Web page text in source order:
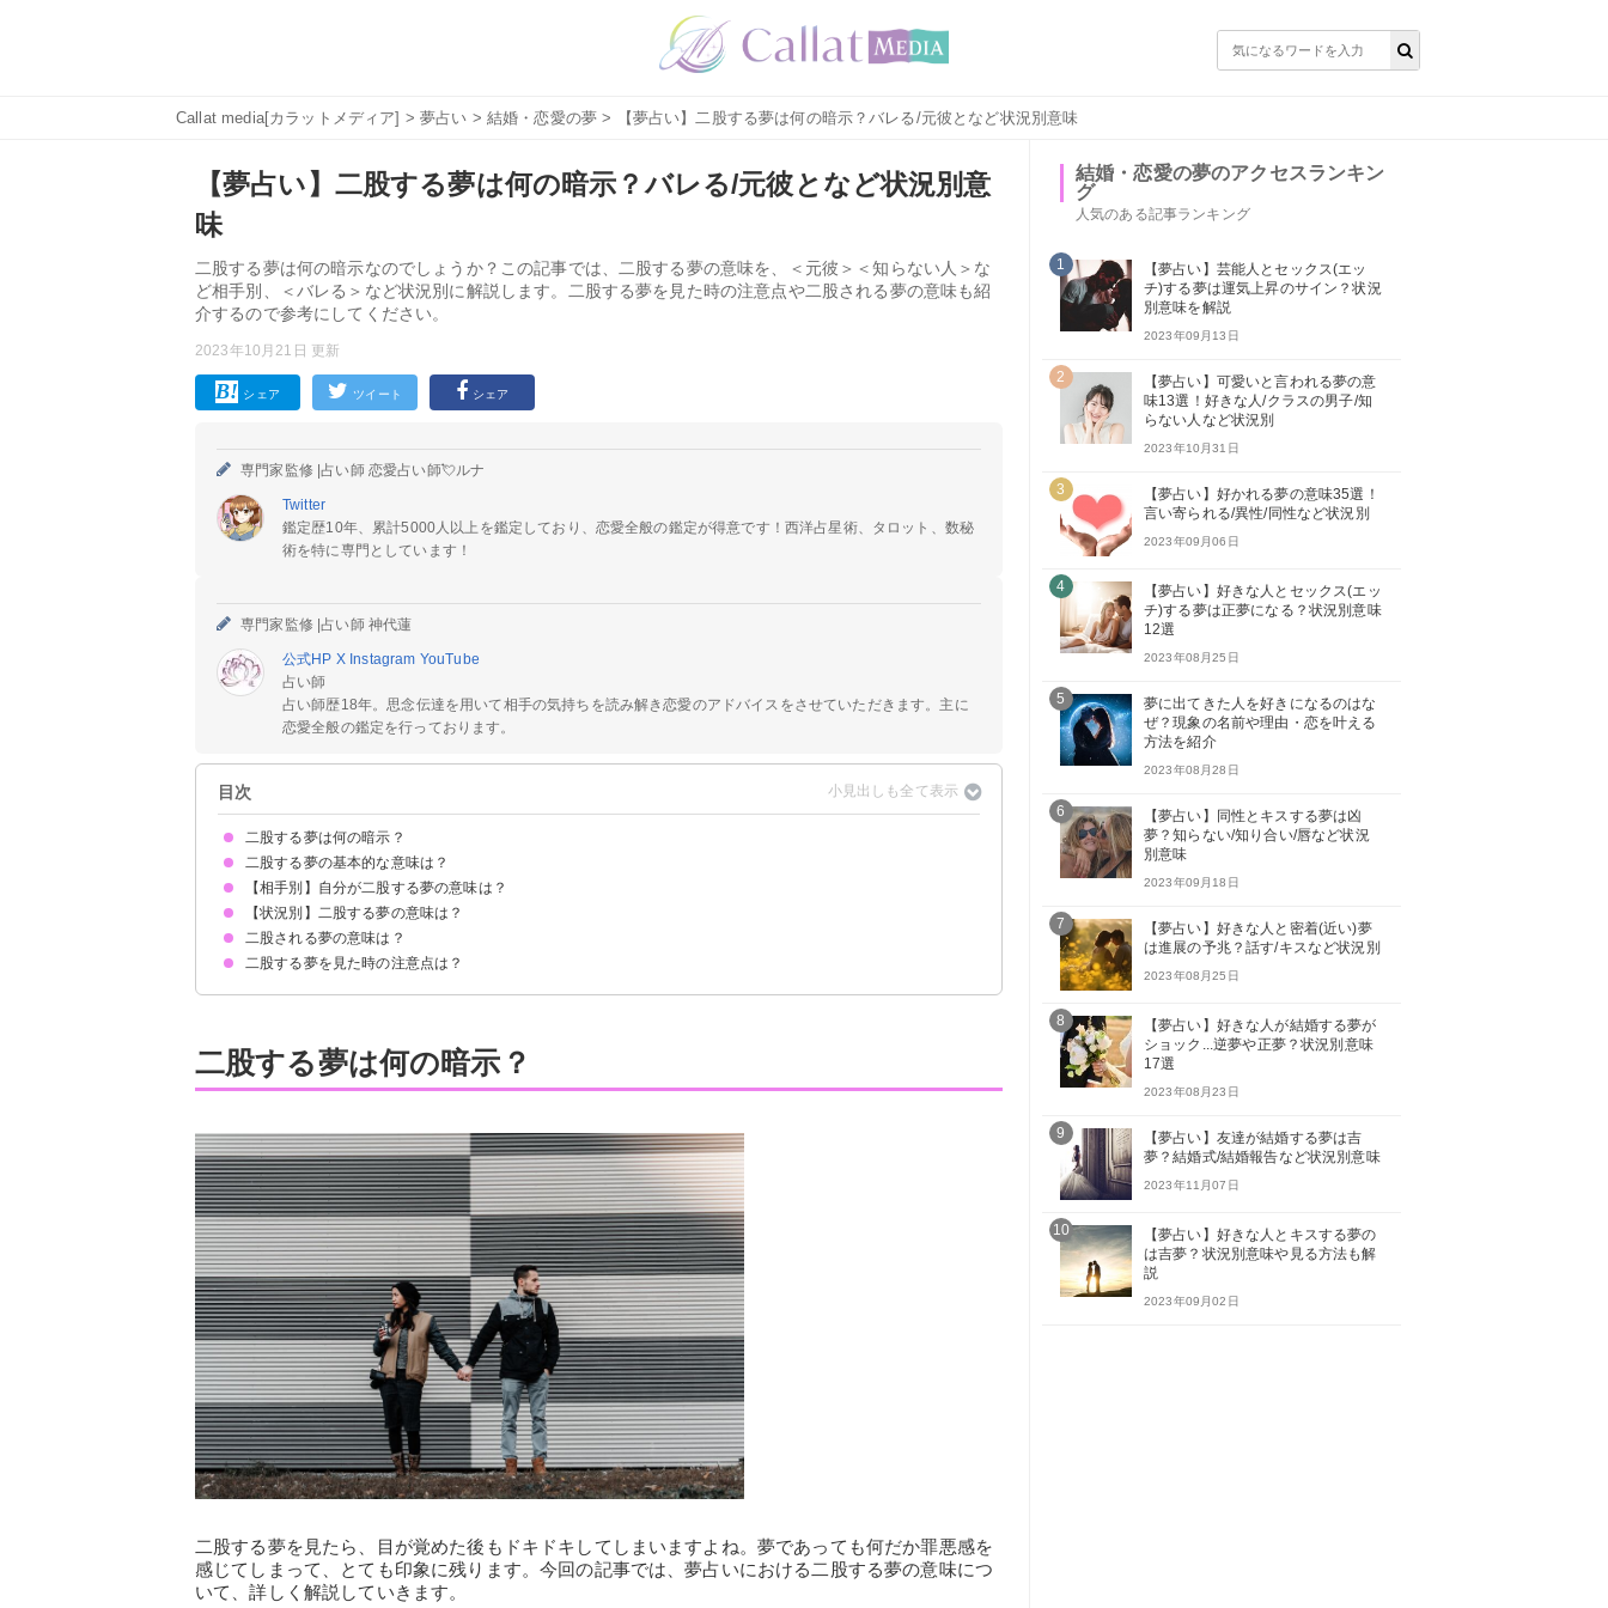
Callat media[カラットメディア] >夢占い > 結婚・恋愛の夢 > 【夢占い】二股する夢は何の暗示？バレる/元彼となど状況別意味
【夢占い】二股する夢は何の暗示？バレる/元彼となど状況別意
味
二股する夢は何の暗示なのでしょうか？この記事では、二股する夢の意味を、＜元彼＞＜知らない人＞な
ど相手別、＜バレる＞など状況別に解説します。二股する夢を見た時の注意点や二股される夢の意味も紹
介するので参考にしてください。
2023年10月21日 更新
シェア ツイート シェア
専門家監修 |占い師 恋愛占い師💘ルナ
Twitter
鑑定歴10年、累計5000人以上を鑑定しており、恋愛全般の鑑定が得意です！西洋占星術、タロット、数秘
術を特に専門としています！
専門家監修 |占い師 神代蓮
公式HP X Instagram YouTube
占い師
占い師歴18年。思念伝達を用いて相手の気持ちを読み解き恋愛のアドバイスをさせていただきます。主に
恋愛全般の鑑定を行っております。
目次
二股する夢は何の暗示？
二股する夢の基本的な意味は？
何か大切な選択を迫られている暗示
状況によって意味が決まる
【相手別】自分が二股する夢の意味は？
元彼と二股する夢【警告夢】
知らない人と二股する夢【警告夢】
芸能人と二股する夢【警告夢】
友達と二股する夢【吉夢】
イケメンと二股する夢【吉夢】
同性と二股する夢【警告夢】
【状況別】二股する夢の意味は？
二股がバレる夢【凶夢】
二股して喧嘩する夢【凶夢】
二股して別れる夢【警告夢】
二股して後悔する夢【吉夢】
恋人がいないのに二股する夢【警告夢】
三股する夢【警告夢】
二股される夢の意味は？
彼氏に二股される夢【警告夢】
元彼に二股される夢【警告夢】
好きな人に二股される夢【警告夢】
知らない人に二股される夢【警告夢】
二股する夢を見た時の注意点は？
二股する夢は何の暗示？
二股する夢を見たら、目が覚めた後もドキドキしてしまいますよね。夢であっても何だか罪悪感を
感じてしまって、とても印象に残ります。今回の記事では、夢占いにおける二股する夢の意味につ
いて、詳しく解説していきます。
結婚・恋愛の夢のアクセスランキン
グ
人気のある記事ランキング
1
【夢占い】芸能人とセックス(エッ
チ)する夢は運気上昇のサイン？状況
別意味を解説
2023年09月13日
2
【夢占い】可愛いと言われる夢の意
味13選！好きな人/クラスの男子/知
らない人など状況別
2023年10月31日
3
【夢占い】好かれる夢の意味35選！
言い寄られる/異性/同性など状況別
2023年09月06日
4
【夢占い】好きな人とセックス(エッ
チ)する夢は正夢になる？状況別意味
12選
2023年08月25日
5
夢に出てきた人を好きになるのはな
ぜ？現象の名前や理由・恋を叶える
方法を紹介
2023年08月28日
6
【夢占い】同性とキスする夢は凶
夢？知らない/知り合い/唇など状況
別意味
2023年09月18日
7
【夢占い】好きな人と密着(近い)夢
は進展の予兆？話す/キスなど状況別
2023年08月25日
8
【夢占い】好きな人が結婚する夢が
ショック...逆夢や正夢？状況別意味
17選
2023年08月23日
9
【夢占い】友達が結婚する夢は吉
夢？結婚式/結婚報告など状況別意味
2023年11月07日
10
【夢占い】好きな人とキスする夢の
は吉夢？状況別意味や見る方法も解
説
2023年09月02日